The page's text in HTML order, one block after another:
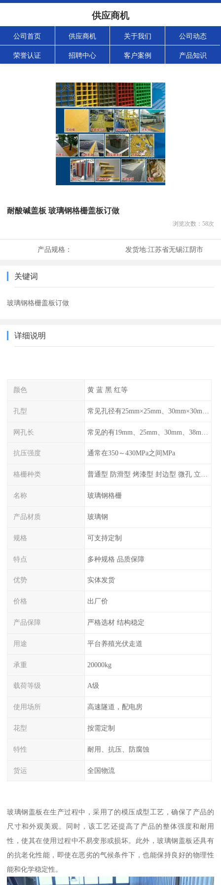
供应商机
公司首页 供应商机 关于我们 公司动态
荣誉认证 招聘中心 客户案例 产品知识
耐酸碱盖板 玻璃钢格栅盖板订做
浏览次数： 58次
产品规格： 发货地:江苏省无锡江阴市
关键词
玻璃钢格栅盖板订做
详细说明
颜色 黄 蓝 黑 红等
孔型
网孔长
抗压强度 通常在350～430MPa之间MPa
格栅种类 普通型 防滑型 ‌烤漆型 封边型 ‌微孔 立体 加砂覆面型 平面型
名称 玻璃钢格栅
产品材质 玻璃钢
规格 可支持定制
特点 多种规格 品质保障
优势 实体发货
价格 出厂价
产品保障 严格选材 结构稳定
用途 平台养殖光伏走道
承重 20000kg
载荷等级 A级
使用场所 高速隧道，配电房
花型 按需定制
特性 耐用、抗压、防腐蚀
货运 全国物流
玻璃钢盖板在生产过程中，采用了的模压成型工艺，确保了产品的
尺寸和外观美观。同时，该工艺还提高了产品的整体强度和耐用
性，使其在使用过程中不易变形或损坏。此外，玻璃钢盖板还具有
的抗老化性能，即使在恶劣的气候条件下，也能保持良好的物理性
能和化学稳定性。